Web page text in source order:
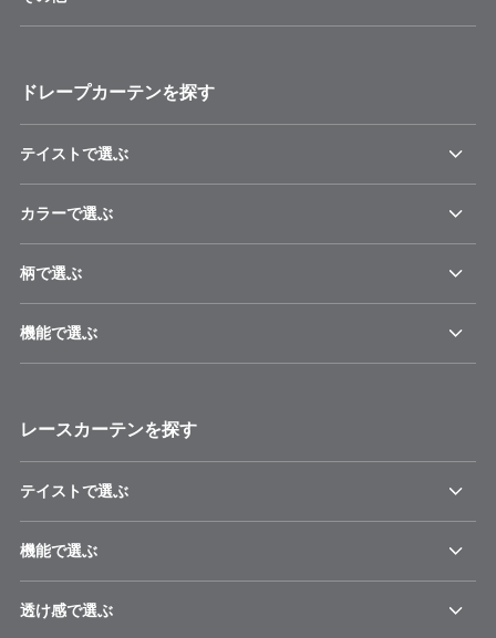
ドレープカーテンを探す
テイストで選ぶ
カラーで選ぶ
柄で選ぶ
機能で選ぶ
レースカーテンを探す
テイストで選ぶ
機能で選ぶ
透け感で選ぶ